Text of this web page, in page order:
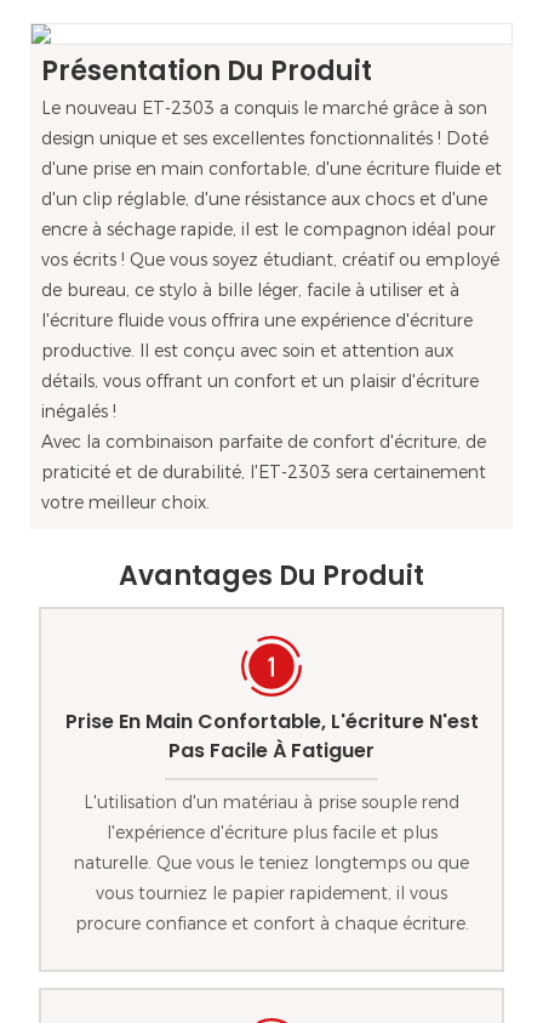
Présentation Du Produit
Le nouveau ET-2303 a conquis le marché grâce à son
design unique et ses excellentes fonctionnalités ! Doté
d'une prise en main confortable, d'une écriture fluide et
d'un clip réglable, d'une résistance aux chocs et d'une
encre à séchage rapide, il est le compagnon idéal pour
vos écrits ! Que vous soyez étudiant, créatif ou employé
de bureau, ce stylo à bille léger, facile à utiliser et à
l'écriture fluide vous offrira une expérience d'écriture
productive. Il est conçu avec soin et attention aux
détails, vous offrant un confort et un plaisir d'écriture
inégalés !
Avec la combinaison parfaite de confort d'écriture, de
praticité et de durabilité, l'ET-2303 sera certainement
votre meilleur choix.
Avantages Du Produit
Prise En Main Confortable, L'écriture N'est
Pas Facile À Fatiguer
L'utilisation d'un matériau à prise souple rend
l'expérience d'écriture plus facile et plus
naturelle. Que vous le teniez longtemps ou que
vous tourniez le papier rapidement, il vous
procure confiance et confort à chaque écriture.